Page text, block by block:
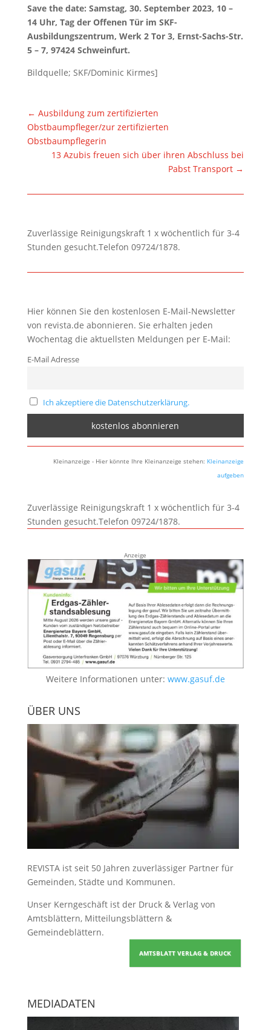
Save the date: Samstag, 30. September 2023, 10 –
14 Uhr, Tag der Offenen Tür im SKF-
Ausbildungszentrum, Werk 2 Tor 3, Ernst-Sachs-Str.
5 – 7, 97424 Schweinfurt.
Bildquelle; SKF/Dominic Kirmes]
← Ausbildung zum zertifizierten
Obstbaumpfleger/zur zertifizierten
Obstbaumpflegerin
13 Azubis freuen sich über ihren Abschluss bei
Pabst Transport →
Zuverlässige Reinigungskraft 1 x wöchentlich für 3-4
Stunden gesucht.Telefon 09724/1878.
Hier können Sie den kostenlosen E-Mail-Newsletter
von revista.de abonnieren. Sie erhalten jeden
Wochentag die aktuellsten Meldungen per E-Mail:
E-Mail Adresse
Ich akzeptiere die Datenschutzerklärung.
Kleinanzeige - Hier könnte Ihre Kleinanzeige stehen: Kleinanzeige
aufgeben
Zuverlässige Reinigungskraft 1 x wöchentlich für 3-4
Stunden gesucht.Telefon 09724/1878.
Anzeige
Weitere Informationen unter: www.gasuf.de
ÜBER UNS
REVISTA ist seit 50 Jahren zuverlässiger Partner für
Gemeinden, Städte und Kommunen.
Unser Kerngeschäft ist der Druck & Verlag von
Amtsblättern, Mitteilungsblättern &
Gemeindeblättern.
AMTSBLATT VERLAG & DRUCK
MEDIADATEN